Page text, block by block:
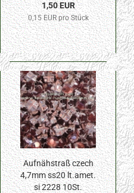
1,50 EUR
0,15 EUR pro Stück
Aufnähstraß czech
4,7mm ss20 lt.amet.
si 2228 10St.